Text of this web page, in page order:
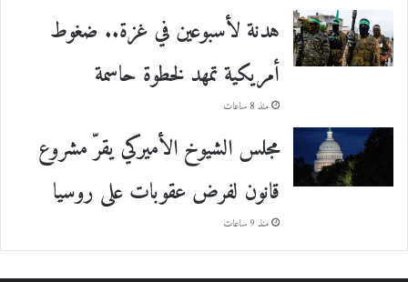
هدنة لأسبوعين في غزة.. ضغوط
أمريكية تمهد لخطوة حاسمة
منذ 8 ساعات
مجلس الشيوخ الأميركي يقرّ مشروع
قانون لفرض عقوبات على روسيا
منذ 9 ساعات